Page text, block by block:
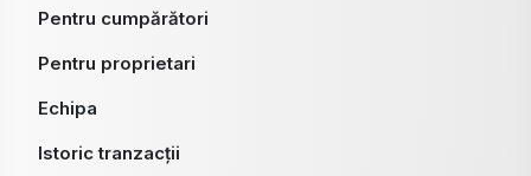
Pentru cumpărători
Pentru proprietari
Echipa
Istoric tranzacții